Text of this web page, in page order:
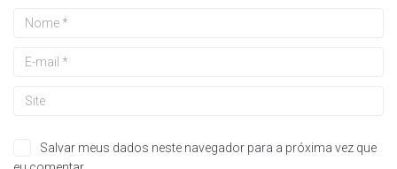
Salvar meus dados neste navegador para a próxima vez que